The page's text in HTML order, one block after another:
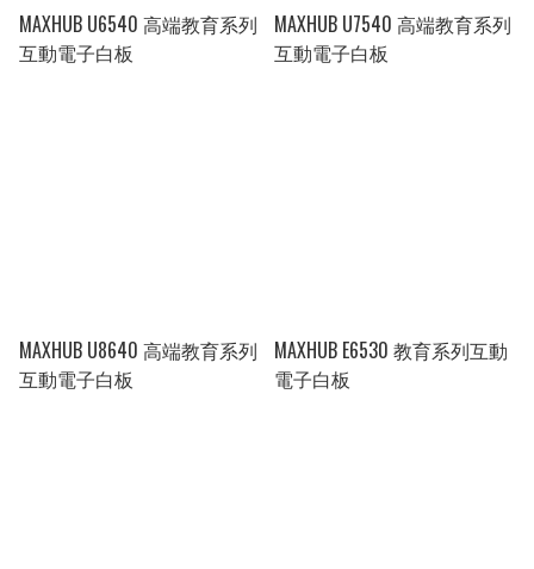
MAXHUB U6540 高端教育系列
互動電子白板
MAXHUB U7540 高端教育系列
互動電子白板
MAXHUB U8640 高端教育系列
互動電子白板
MAXHUB E6530 教育系列互動
電子白板